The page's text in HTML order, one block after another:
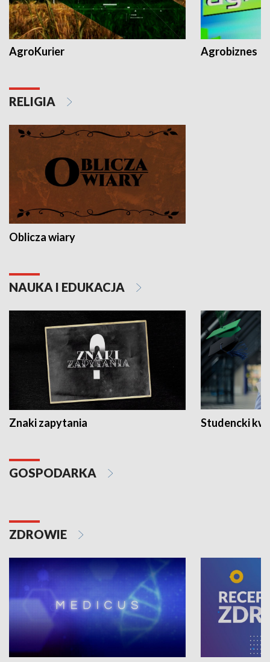
AgroKurier Agrobiznes
RELIGIA
Oblicza wiary
NAUKA I EDUKACJA
Znaki zapytania Studencki
GOSPODARKA
ZDROWIE